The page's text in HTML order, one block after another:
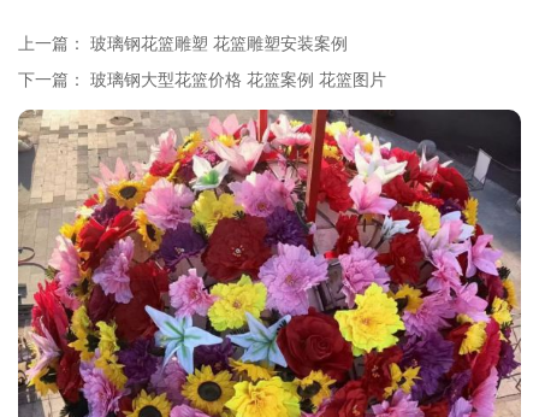
上一篇： 玻璃钢花篮雕塑 花篮雕塑安装案例
下一篇： 玻璃钢大型花篮价格 花篮案例 花篮图片